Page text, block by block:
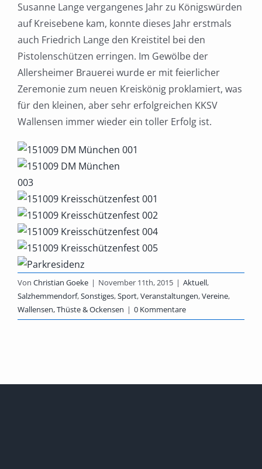
Susanne Lange vergangenes Jahr zu Königswürden
auf Kreisebene kam, konnte dieses Jahr erstmals
auch Friedrich Lange den Kreistitel bei den
Pistolenschützen erringen. Im Gewölbe der
Allersheimer Brauerei wurde er mit feierlicher
Zeremonie zum neuen Kreiskönig proklamiert, was
für den kleinen, aber sehr erfolgreichen KKSV
Wallensen immer wieder ein toller Erfolg ist.
Von Christian Goeke | November 11th, 2015 | Aktuell,
Salzhemmendorf,Sonstiges,Sport,Veranstaltungen,Vereine,
Wallensen, Thüste & Ockensen | 0 Kommentare